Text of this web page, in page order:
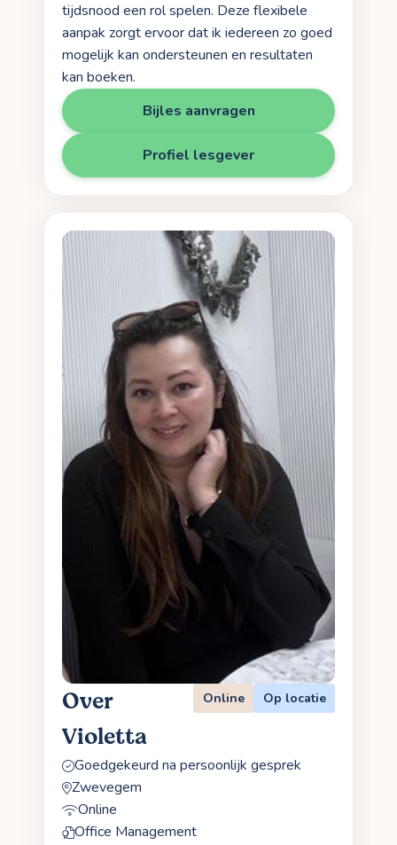
tijdsnood een rol spelen. Deze flexibele
aanpak zorgt ervoor dat ik iedereen zo goed
mogelijk kan ondersteunen en resultaten
kan boeken.
Bijles aanvragen
Profiel lesgever
Over
Violetta
Online Op locatie
Goedgekeurd na persoonlijk gesprek
Zwevegem
Online
Office Management